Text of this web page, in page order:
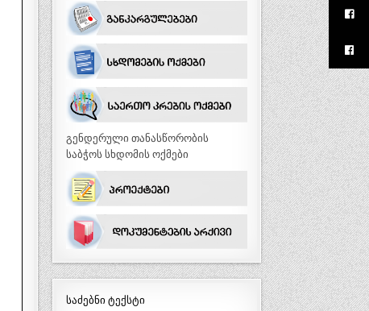
გენდერული თანასწორობის
საბჭოს სხდომის ოქმები
საძებნი ტექსტი